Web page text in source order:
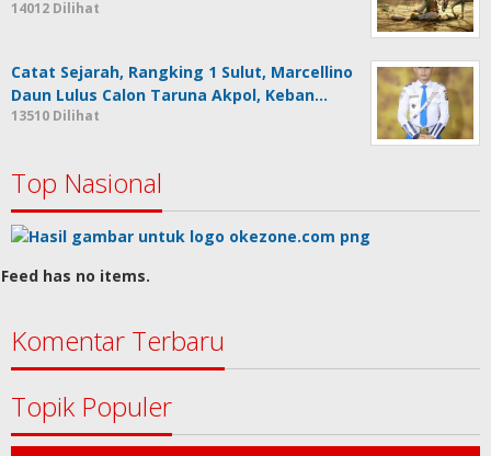
14012 Dilihat
Catat Sejarah, Rangking 1 Sulut, Marcellino
Daun Lulus Calon Taruna Akpol, Keban…
13510 Dilihat
Top Nasional
Feed has no items.
Komentar Terbaru
Topik Populer